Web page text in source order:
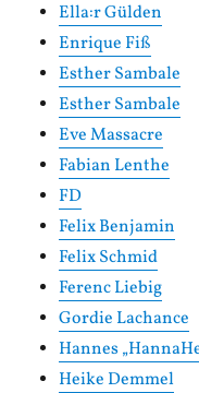
Ella:r Gülden
Enrique Fiß
Esther Sambale
Esther Sambale
Eve Massacre
Fabian Lenthe
FD
Felix Benjamin
Felix Schmid
Ferenc Liebig
Gordie Lachance
Hannes
Heike Demmel